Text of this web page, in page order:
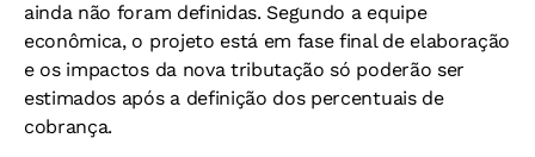
ainda não foram definidas. Segundo a equipe
econômica, o projeto está em fase final de elaboração
e os impactos da nova tributação só poderão ser
estimados após a definição dos percentuais de
cobrança.